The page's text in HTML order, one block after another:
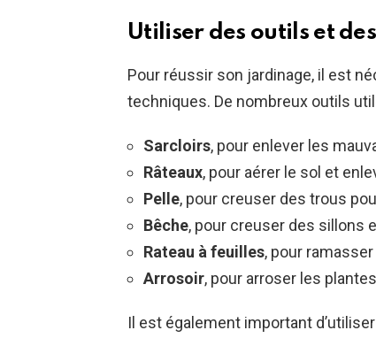
Utiliser des outils et
Pour réussir son jardinage, il est
techniques. De nombreux outils
Sarcloirs, pour enlever les
Râteaux, pour aérer le sol et
Pelle, pour creuser des trous
Bêche, pour creuser des sillons
Rateau à feuilles, pour
Arrosoir, pour arroser les
Il est également important